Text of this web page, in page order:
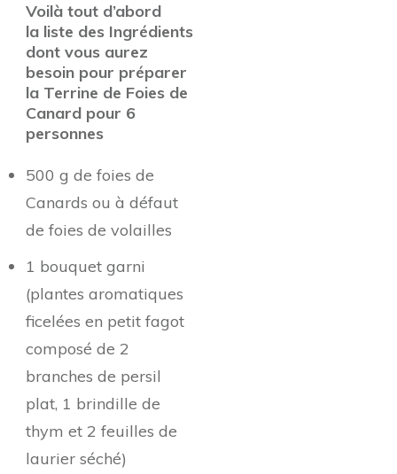
Voilà tout d’abord
la liste des Ingrédients
dont vous aurez
besoin pour préparer
la Terrine de Foies de
Canard pour 6
personnes
500 g de foies de
Canards ou à défaut
de foies de volailles
1 bouquet garni
(plantes aromatiques
ficelées en petit fagot
composé de 2
branches de persil
plat, 1 brindille de
thym et 2 feuilles de
laurier séché)